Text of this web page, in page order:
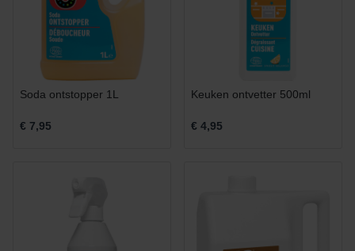
Soda ontstopper 1L
€ 7,95
Keuken ontvetter 500ml
€ 4,95